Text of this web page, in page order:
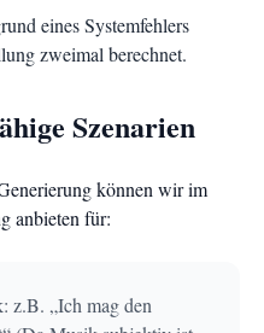
eines Systemfehlers
zweimal berechnet.
Szenarien
können wir im
anbieten für:
z.B. „Ich mag den